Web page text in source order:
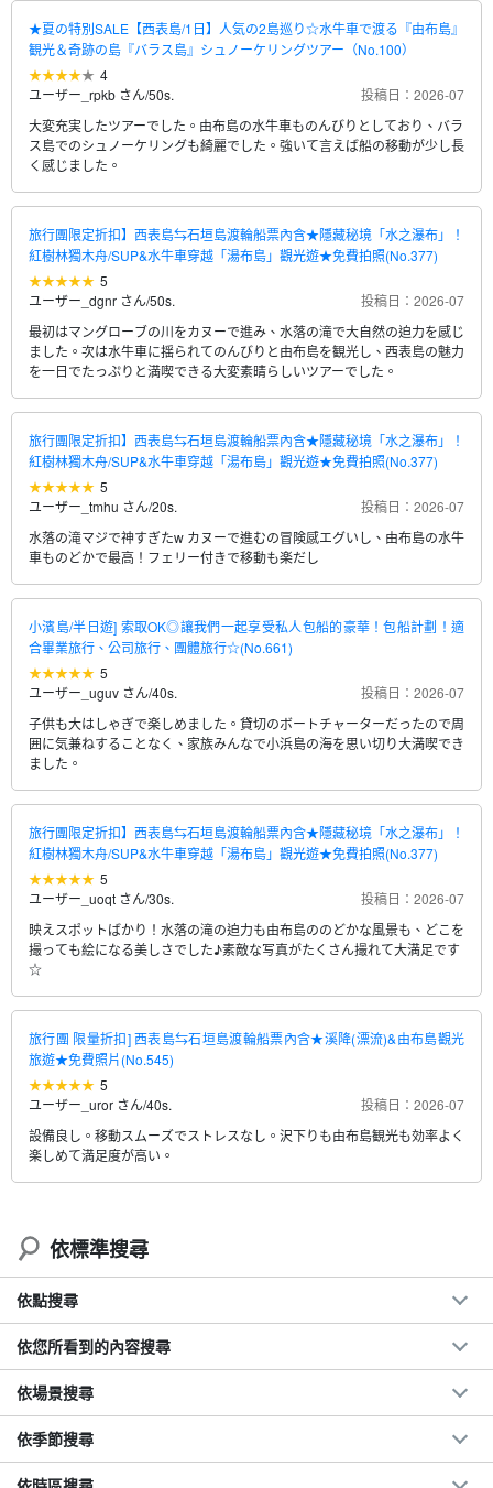
★夏の特別SALE【西表島/1日】人気の2島巡り☆水牛車で渡る『由布島』
観光＆奇跡の島『バラス島』シュノーケリングツアー（No.100）
4
ユーザー_rpkb さん/50s.
投稿日：2026-07
大変充実したツアーでした。由布島の水牛車ものんびりとしており、バラ
ス島でのシュノーケリングも綺麗でした。強いて言えば船の移動が少し長
く感じました。
旅行團限定折扣】西表島⇆石垣島渡輪船票內含★隱藏秘境「水之瀑布」！
紅樹林獨木舟/SUP&水牛車穿越「湯布島」觀光遊★免費拍照(No.377)
5
ユーザー_dgnr さん/50s.
投稿日：2026-07
最初はマングローブの川をカヌーで進み、水落の滝で大自然の迫力を感じ
ました。次は水牛車に揺られてのんびりと由布島を観光し、西表島の魅力
を一日でたっぷりと満喫できる大変素晴らしいツアーでした。
旅行團限定折扣】西表島⇆石垣島渡輪船票內含★隱藏秘境「水之瀑布」！
紅樹林獨木舟/SUP&水牛車穿越「湯布島」觀光遊★免費拍照(No.377)
5
ユーザー_tmhu さん/20s.
投稿日：2026-07
水落の滝マジで神すぎたw カヌーで進むの冒険感エグいし、由布島の水牛
車ものどかで最高！フェリー付きで移動も楽だし
小濱島/半日遊] 索取OK◎讓我們一起享受私人包船的豪華！包船計劃！適
合畢業旅行、公司旅行、團體旅行☆(No.661)
5
ユーザー_uguv さん/40s.
投稿日：2026-07
子供も大はしゃぎで楽しめました。貸切のボートチャーターだったので周
囲に気兼ねすることなく、家族みんなで小浜島の海を思い切り大満喫でき
ました。
旅行團限定折扣】西表島⇆石垣島渡輪船票內含★隱藏秘境「水之瀑布」！
紅樹林獨木舟/SUP&水牛車穿越「湯布島」觀光遊★免費拍照(No.377)
5
ユーザー_uoqt さん/30s.
投稿日：2026-07
映えスポットばかり！水落の滝の迫力も由布島ののどかな風景も、どこを
撮っても絵になる美しさでした♪素敵な写真がたくさん撮れて大満足です
☆
旅行團 限量折扣] 西表島⇆石垣島渡輪船票內含★溪降(漂流)&由布島觀光
旅遊★免費照片(No.545)
5
ユーザー_uror さん/40s.
投稿日：2026-07
設備良し。移動スムーズでストレスなし。沢下りも由布島観光も効率よく
楽しめて満足度が高い。
依標準搜尋
依點搜尋
依您所看到的內容搜尋
依場景搜尋
依季節搜尋